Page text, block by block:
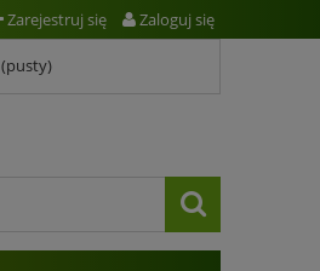
Zarejestruj się Zaloguj się
(pusty)